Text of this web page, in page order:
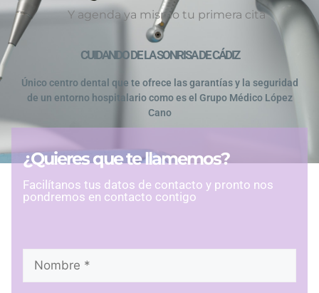
Y agenda ya mismo tu primera cita
CUIDANDO DE LA SONRISA DE CÁDIZ
Único centro dental que te ofrece las garantías y la seguridad
de un entorno hospitalario como es el Grupo Médico López
Cano
¿Quieres que te llamemos?
Facilítanos tus datos de contacto y pronto nos
pondremos en contacto contigo